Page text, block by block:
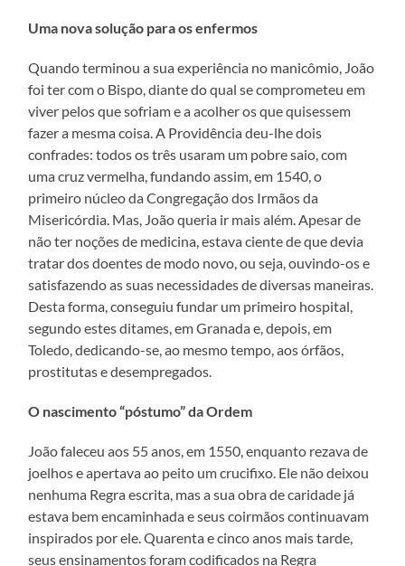
Uma nova solução para os enfermos
Quando terminou a sua experiência no manicômio, João
foi ter com o Bispo, diante do qual se comprometeu em
viver pelos que sofriam e a acolher os que quisessem
fazer a mesma coisa. A Providência deu-lhe dois
confrades: todos os três usaram um pobre saio, com
uma cruz vermelha, fundando assim, em 1540, o
primeiro núcleo da Congregação dos Irmãos da
Misericórdia. Mas, João queria ir mais além. Apesar de
não ter noções de medicina, estava ciente de que devia
tratar dos doentes de modo novo, ou seja, ouvindo-os e
satisfazendo as suas necessidades de diversas maneiras.
Desta forma, conseguiu fundar um primeiro hospital,
segundo estes ditames, em Granada e, depois, em
Toledo, dedicando-se, ao mesmo tempo, aos órfãos,
prostitutas e desempregados.
O nascimento “póstumo” da Ordem
João faleceu aos 55 anos, em 1550, enquanto rezava de
joelhos e apertava ao peito um crucifixo. Ele não deixou
nenhuma Regra escrita, mas a sua obra de caridade já
estava bem encaminhada e seus coirmãos continuavam
inspirados por ele. Quarenta e cinco anos mais tarde,
seus ensinamentos foram codificados na Regra